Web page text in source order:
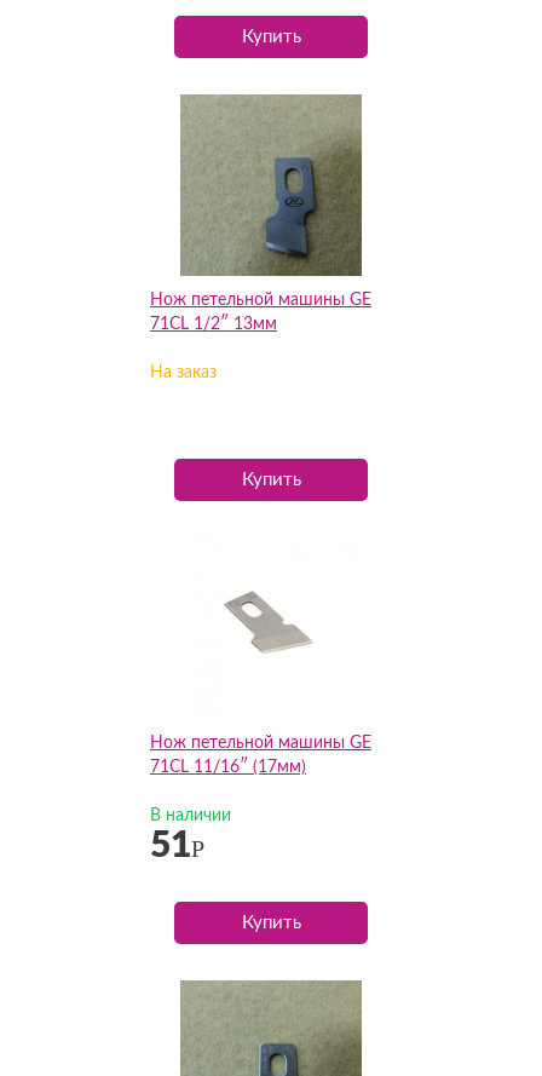
Купить
Нож петельной машины GE
71CL 1/2″ 13мм
На заказ
Купить
Нож петельной машины GE
71CL 11/16″ (17мм)
В наличии
51Р
Купить